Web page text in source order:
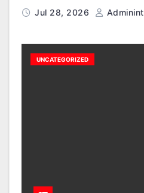
Jul 28, 2026 Adminint
UNCATEGORIZED